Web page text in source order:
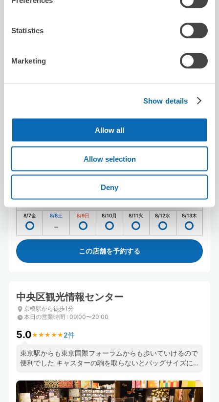
Statistics
Marketing
Show details
Allow all
Allow selection
Deny
ビジネスエアポート日本橋
バッグサイズ
8/7金 8/8土 8/9日 8/10月 8/11火 8/12水 8/13木
この店舗を予約する
中央区観光情報センター
京橋駅から徒歩1分
本日の営業時間 : 09:00〜20:00
5.0★ ★ ★ ★ ★
★ ★ ★ ★ ★ 2件
東京駅からも東京国際フォーラムからも歩いていけるので
便利でした キャスターの駒を取らないとバッグサイズに
りました